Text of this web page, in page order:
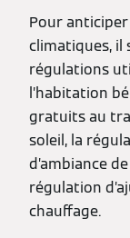
Pour
climatiques, il
régulations
l’habitation
gratuits au
soleil, la
d’ambiance
régulation
chauffage.